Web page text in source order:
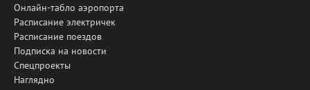
Онлайн-табло аэропорта
Расписание электричек
Расписание поездов
Подписка на новости
Спецпроекты
Наглядно